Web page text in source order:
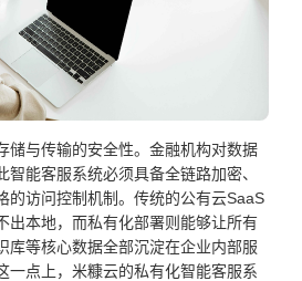
储与传输的安全性。金融机构对数据
能客服系统必须具备全链路加密、
的访问控制机制。传统的公有云SaaS
出本地，而私有化部署则能够让所有
库等核心数据全部沉淀在企业内部服
一点上，米糠云的私有化智能客服系